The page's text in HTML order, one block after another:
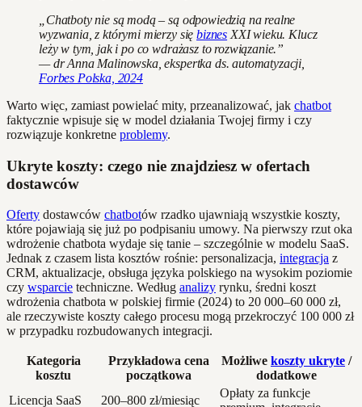
„Chatboty nie są modą – są odpowiedzią na realne
wyzwania, z którymi mierzy siębiznes XXI wieku. Klucz
leży w tym, jak i po co wdrażasz to rozwiązanie.”
— dr Anna Malinowska, ekspertka ds. automatyzacji,
Forbes Polska, 2024
Warto więc, zamiast powielać mity, przeanalizować, jak chatbot
faktycznie wpisuje się w model działania Twojej firmy i czy
rozwiązuje konkretne problemy.
Ukryte koszty: czego nie znajdziesz w ofertach
dostawców
Oferty dostawców chatbotów rzadko ujawniają wszystkie koszty,
które pojawiają się już po podpisaniu umowy. Na pierwszy rzut oka
wdrożenie chatbota wydaje się tanie – szczególnie w modelu SaaS.
Jednak z czasem lista kosztów rośnie: personalizacja, integracja z
CRM, aktualizacje, obsługa języka polskiego na wysokim poziomie
czy wsparcie techniczne. Według analizy rynku, średni koszt
wdrożenia chatbota w polskiej firmie (2024) to 20 000–60 000 zł,
ale rzeczywiste koszty całego procesu mogą przekroczyć 100 000 zł
w przypadku rozbudowanych integracji.
Kategoria
kosztu
Przykładowa cena
początkowa
Możliwe koszty ukryte /
dodatkowe
Licencja SaaS
200–800 zł/miesiąc
Opłaty za funkcje